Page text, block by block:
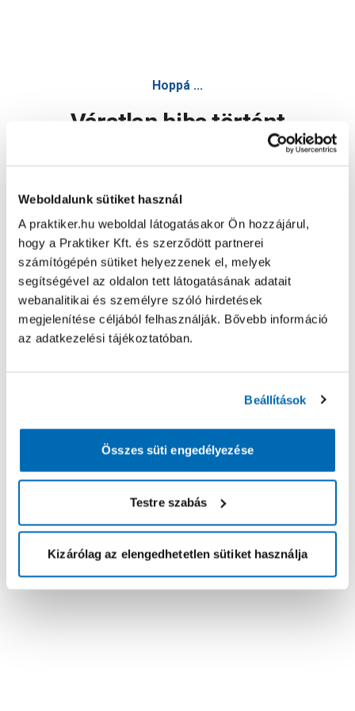
Weboldalunk sütiket használ
A praktiker.hu weboldal látogatásakor Ön hozzájárul,
hogy a Praktiker Kft. és szerződött partnerei
számítógépén sütiket helyezzenek el, melyek
segítségével az oldalon tett látogatásának adatait
webanalitikai és személyre szóló hirdetések
megjelenítése céljából felhasználják. Bővebb információ
az adatkezelési tájékoztatóban.
Beállítások
Összes süti engedélyezése
Testre szabás
Kizárólag az elengedhetetlen sütiket használja
Hoppá ...
Váratlan hiba történt
Oldal újratöltése